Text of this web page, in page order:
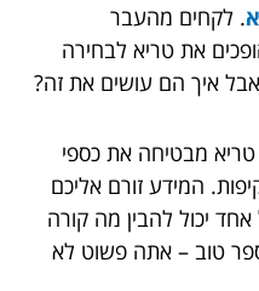
. לקחים מהעבר
את טריא לבחירה
איך הם עושים את זה?
מבטיחה את כספי
המידע זורם אליכם
יכול להבין מה קורה
טוב – אתה פשוט לא